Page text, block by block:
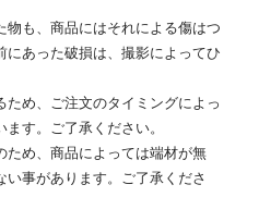
物も、商品にはそれによる傷はつ
にあった破損は、撮影によってひ
ため、ご注文のタイミングによっ
す。ご了承ください。
ため、商品によっては端材が無
い事があります。ご了承くださ